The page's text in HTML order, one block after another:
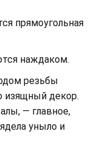
прямоугольная
наждаком.
резьбы
изящный декор.
— главное,
уныло и